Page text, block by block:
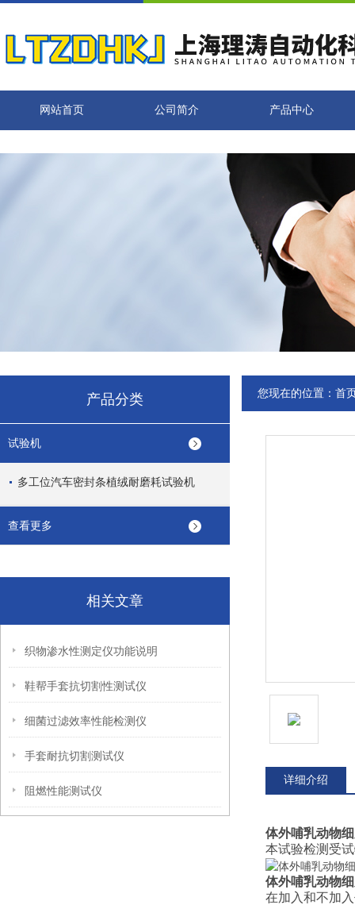
网站首页 公司简介 产品中心
产品分类
试验机
多工位汽车密封条植绒耐磨耗试验机
查看更多
相关文章
织物渗水性测定仪功能说明
鞋帮手套抗切割性测试仪
细菌过滤效率性能检测仪
手套耐抗切割测试仪
阻燃性能测试仪
您现在的位置： 首
详细介绍
体外哺乳动物
本试验检测受
体外哺乳动物
在加入和不加